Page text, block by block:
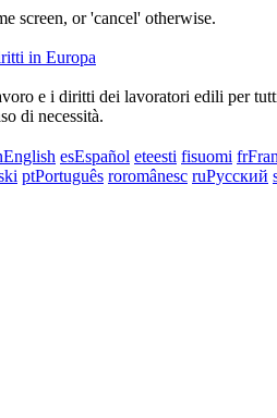
screen, or 'cancel' otherwise.
e i diritti dei lavoratori edili per
di necessità.
English esEspañol eteesti fisuomi fr
ptPortuguês roromânesc ruРусский